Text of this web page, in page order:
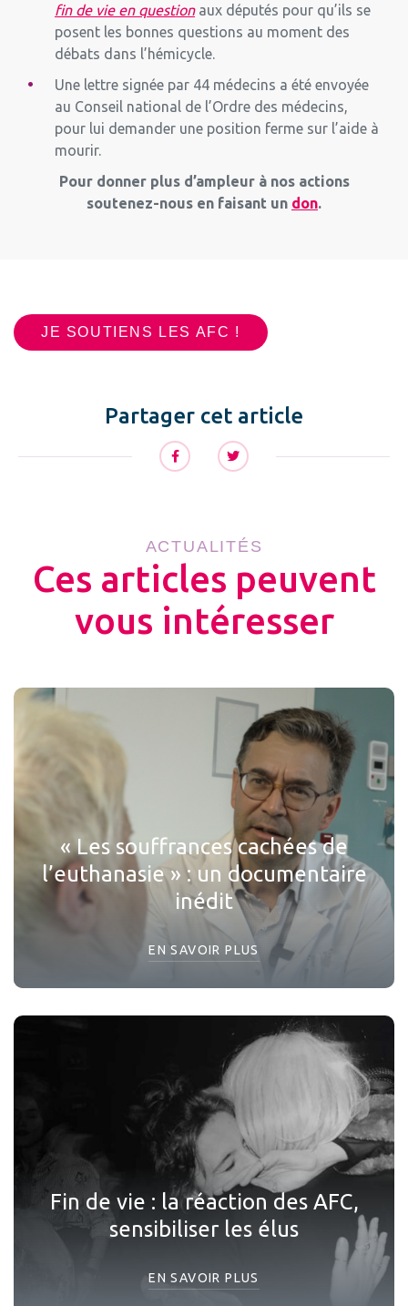
fin de vie en question aux députés pour qu’ils se
posent les bonnes questions au moment des
débats dans l’hémicycle.
Une lettre signée par 44 médecins a été envoyée
au Conseil national de l’Ordre des médecins,
pour lui demander une position ferme sur l’aide à
mourir.
Pour donner plus d’ampleur à nos actions
soutenez-nous en faisant un don.
JE SOUTIENS LES AFC !
Partager cet article
ACTUALITÉS
Ces articles peuvent
vous intéresser
« Les souffrances cachées de
l’euthanasie » : un documentaire
inédit
EN SAVOIR PLUS
Fin de vie : la réaction des AFC,
sensibiliser les élus
EN SAVOIR PLUS